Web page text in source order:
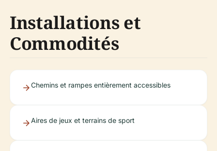
Installations et
Commodités
Chemins et rampes entièrement accessibles
Aires de jeux et terrains de sport